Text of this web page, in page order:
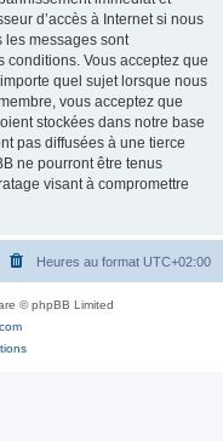
d’accès à Internet si nous
les messages sont
Vous acceptez que
quel sujet lorsque nous
vous acceptez que
stockées dans notre base
pas diffusées à une tierce
ne pourront être tenus
visant à compromettre
Heures au format UTC+02:00
© phpBB Limited